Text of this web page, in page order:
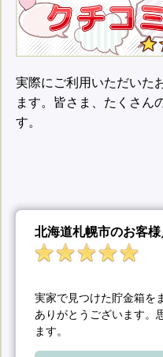
実際にご利用いただいた
ます。皆さま、たくさん
す。
北海道札幌市のお客
実家で見つけた貯金箱を
ありがとうございます。
ます。